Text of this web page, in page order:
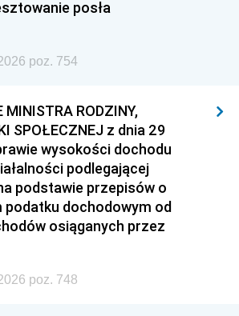
posła
poz. 754
MINISTRA RODZINY,
SPOŁECZNEJ z dnia 29
wysokości dochodu
podlegającej
podstawie przepisów o
podatku dochodowym od
osiąganych przez
poz. 748